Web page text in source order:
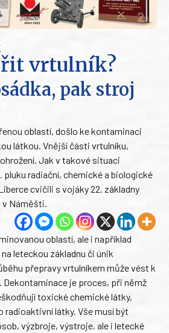
vrtulník?
pak stroj
oblastí, došlo ke kontaminaci
látkou. Vnější části vrtulníku,
Jak v takové situaci
pluku radiační, chemické a biologické
cvičili s vojáky 22. základny
Náměšti.
oblastí, ale i například
leteckou základnu či únik
přepravy vrtulníkem může vést k
Dekontaminace je proces, při němž
toxické chemické látky,
radioaktivní látky. Vše musí být
výzbroje, výstroje, ale i letecké